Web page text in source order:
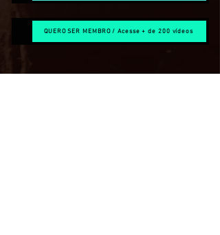
QUERO SER MEMBRO / Acesse + de 200 vídeos